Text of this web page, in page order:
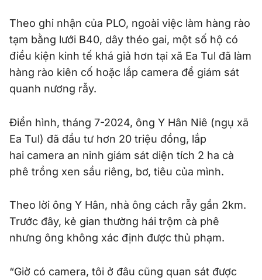
Theo ghi nhận của PLO, ngoài việc làm hàng rào
tạm bằng lưới B40, dây théo gai, một số hộ có
điều kiện kinh tế khá giả hơn tại xã Ea Tul đã làm
hàng rào kiên cố hoặc lắp camera để giám sát
quanh nương rẫy.
Điển hình, tháng 7-2024, ông Y Hân Niê (ngụ xã
Ea Tul) đã đầu tư hơn 20 triệu đồng, lắp
hai camera an ninh giám sát diện tích 2 ha cà
phê trồng xen sầu riêng, bơ, tiêu của mình.
Theo lời ông Y Hân, nhà ông cách rẫy gần 2km.
Trước đây, kẻ gian thường hái trộm cà phê
nhưng ông không xác định được thủ phạm.
“Giờ có camera, tôi ở đâu cũng quan sát được